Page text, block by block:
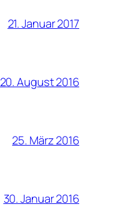
21. Januar 2017
20. August 2016
25. März 2016
30. Januar 2016